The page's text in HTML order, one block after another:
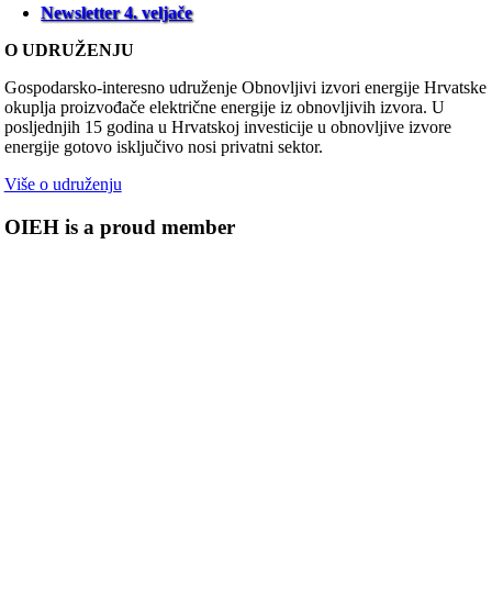
Newsletter 4. veljače
O UDRUŽENJU
Gospodarsko-interesno udruženje Obnovljivi izvori energije Hrvatske
okuplja proizvođače električne energije iz obnovljivih izvora. U
posljednjih 15 godina u Hrvatskoj investicije u obnovljive izvore
energije gotovo isključivo nosi privatni sektor.
Više o udruženju
OIEH is a proud member